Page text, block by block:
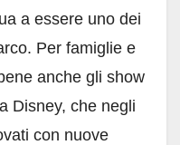
a essere uno dei
Per famiglie e
anche gli show
Disney, che negli
con nuove